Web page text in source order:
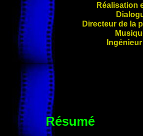
Réalisation
Directeur de la
Résumé